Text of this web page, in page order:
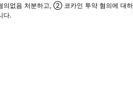
없음 처분하고, ② 코카인 투약 혐의에 대하
다.